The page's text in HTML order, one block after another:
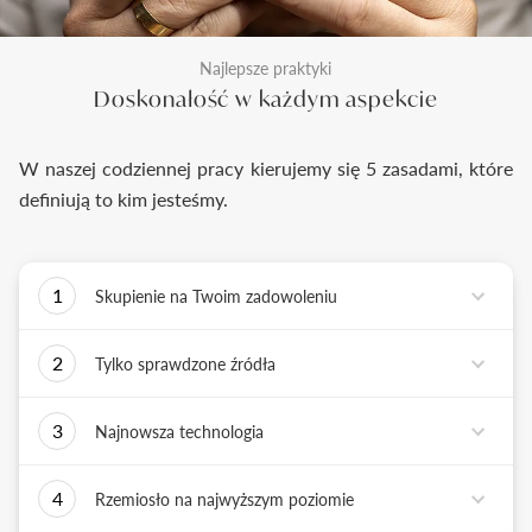
Najlepsze praktyki
Doskonałość w każdym aspekcie
W naszej codziennej pracy kierujemy się 5 zasadami, które
definiują to kim jesteśmy.
1
Skupienie na Twoim zadowoleniu
zadanie - dostarczyć Ci biżuterię i doświadczenie,
2
Tylko sprawdzone źródła
sprawdzonych źródłach pochodzenia i
potwierdzone jest wieloletnią obecnością na rynku.
3
Najnowsza technologia
złotniczego z możliwościami najnowszych
4
Rzemiosło na najwyższym poziomie